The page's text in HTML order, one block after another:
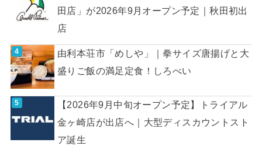
田店」が2026年9月オープン予定｜秋田初出
店
由利本荘市「めしや」｜拳サイズ唐揚げと大
盛りご飯の満足定食！しろべい
【2026年9月中旬オープン予定】トライアル
金ヶ崎店が出店へ｜大型ディスカウントスト
ア誕生